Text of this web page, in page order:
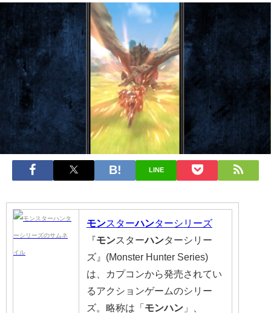
LINE
モンスターハンターシリーズ
『モンスターハンターシリー
ズ』(Monster Hunter Series)
は、カプコンから発売されてい
るアクションゲームのシリー
ズ。略称は「 モンハン 」、